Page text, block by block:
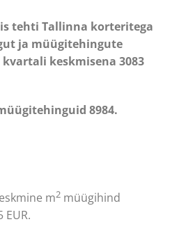
tehti Tallinna korteritega
ja müügitehingute
keskmisena 3083
8984.
m2 müügihind